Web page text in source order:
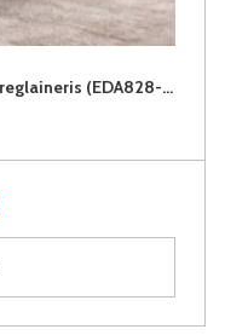
LANCASTER-III (II gr.) trivietė sofa-reglaineris (EDA828-02 Šviesiai rudas)